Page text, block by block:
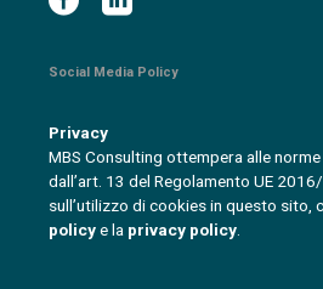
Social Media Policy
Privacy
MBS Consulting ottempera alle
dall’art. 13 del Regolamento UE
sull’utilizzo di cookies in questo sito,
policye la privacy policy.